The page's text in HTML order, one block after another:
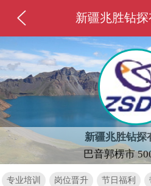
新疆兆胜钻探
新疆兆胜钻探
巴音郭楞市
专业培训 岗位晋升 节日福利